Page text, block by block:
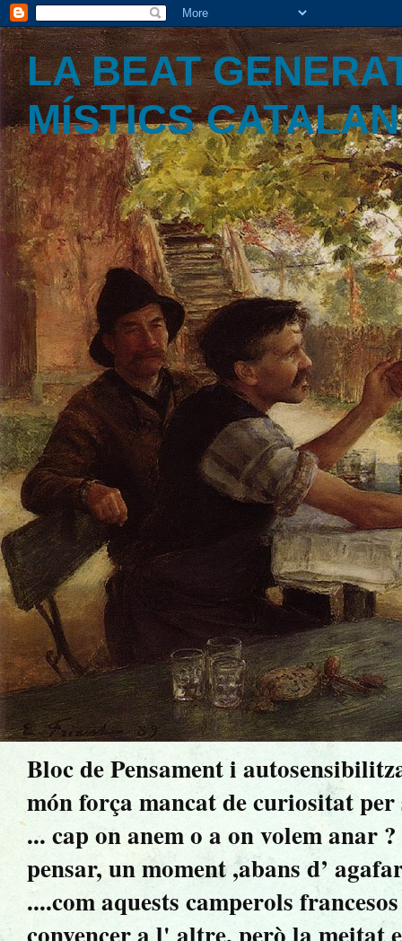
LA BEAT
MÍSTICS
Bloc de Pensament i
món força mancat de curiositat per
... cap on anem o a on volem anar
pensar, un moment ,abans d’
....com aquests camperols